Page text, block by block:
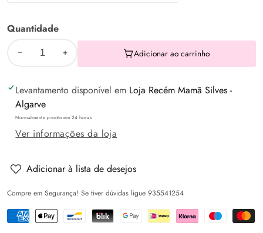
Quantidade
Diminuir
quantidade
de
Vestido
tutu
Lago
Mayoral
Aumentar
quantidade
Vestido
tutu
Lago
Mayoral
Adicionar ao carrinho
Levantamento disponível em Loja Recém Mamã Silves -
Algarve
Normalmente pronto em 24 horas
Ver informações da loja
Adicionar à lista de desejos
Compre em Segurança! Se tiver dúvidas ligue 935541254